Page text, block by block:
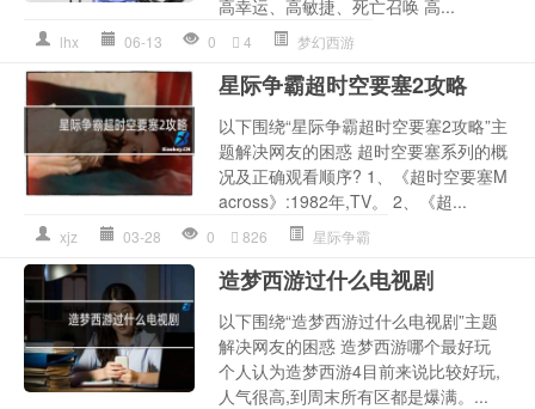
高幸运、高敏捷、死亡召唤 高...
lhx 06-13 0 4 梦幻西游
星际争霸超时空要塞2攻略
以下围绕“星际争霸超时空要塞2攻略”主
题解决网友的困惑 超时空要塞系列的概
况及正确观看顺序? 1、《超时空要塞M
across》:1982年,TV。 2、《超...
xjz 03-28 0 826 星际争霸
造梦西游过什么电视剧
以下围绕“造梦西游过什么电视剧”主题
解决网友的困惑 造梦西游哪个最好玩
个人认为造梦西游4目前来说比较好玩,
人气很高,到周末所有区都是爆满。...